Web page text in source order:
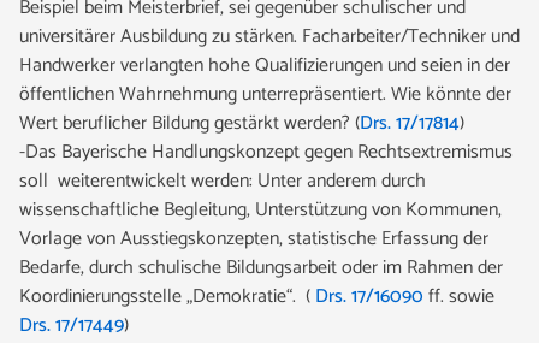
Beispiel beim Meisterbrief, sei gegenüber schulischer und
universitärer Ausbildung zu stärken. Facharbeiter/Techniker und
Handwerker verlangten hohe Qualifizierungen und seien in der
öffentlichen Wahrnehmung unterrepräsentiert. Wie könnte der
Wert beruflicher Bildung gestärkt werden? (Drs. 17/17814)
-Das Bayerische Handlungskonzept gegen Rechtsextremismus
soll weiterentwickelt werden: Unter anderem durch
wissenschaftliche Begleitung, Unterstützung von Kommunen,
Vorlage von Ausstiegskonzepten, statistische Erfassung der
Bedarfe, durch schulische Bildungsarbeit oder im Rahmen der
Koordinierungsstelle „Demokratie“. (Drs. 17/16090ff. sowie
Drs. 17/17449)